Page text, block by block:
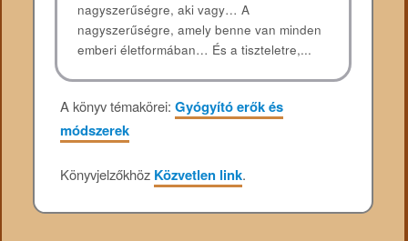
nagyszerűségre, aki vagy… A
nagyszerűségre, amely benne van minden
emberi életformában… És a tiszteletre,...
A könyv témakörei:Gyógyító erők és
módszerek
Könyvjelzőkhöz Közvetlen link.